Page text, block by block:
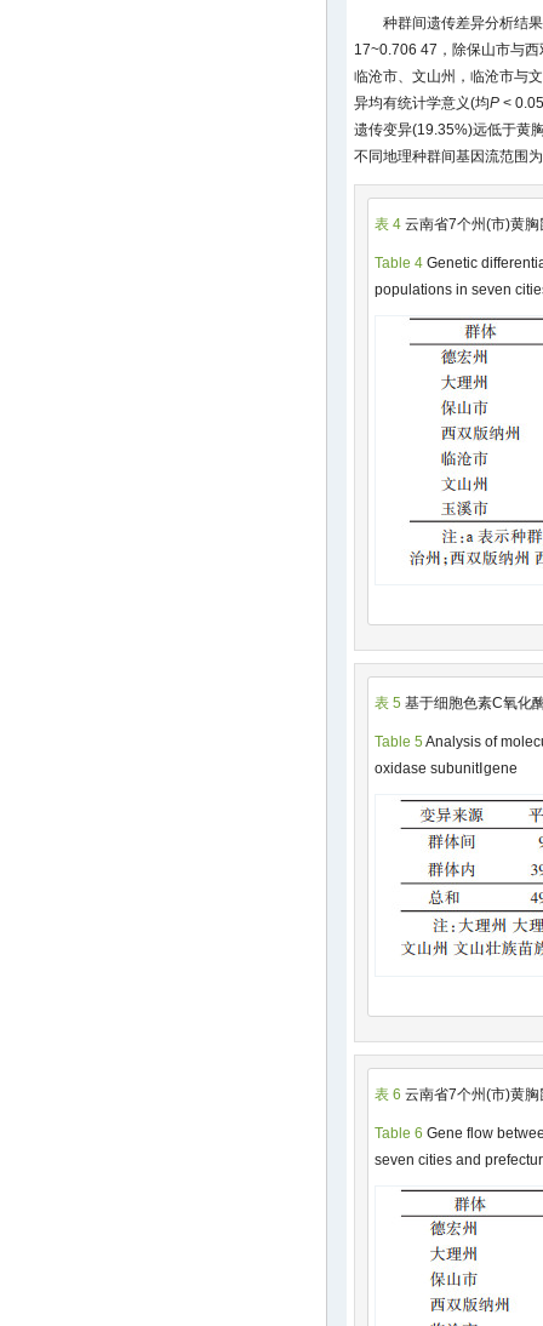
种群间遗传差异分析结
17~0.706 47，除保山市与
临沧市、文山州，临沧市与
异均有统计学意义(均P <
遗传变异(19.35%)远低于黄
不同地理种群间基因流范围
表 4 云南省7个州(市)黄
Table 4 Genetic
populations in seven
表 5 基于细胞色素C氧化
Table 5 Analysis of
oxidase subunitⅠgene
表 6 云南省7个州(市)黄
Table 6 Gene flow
seven cities and